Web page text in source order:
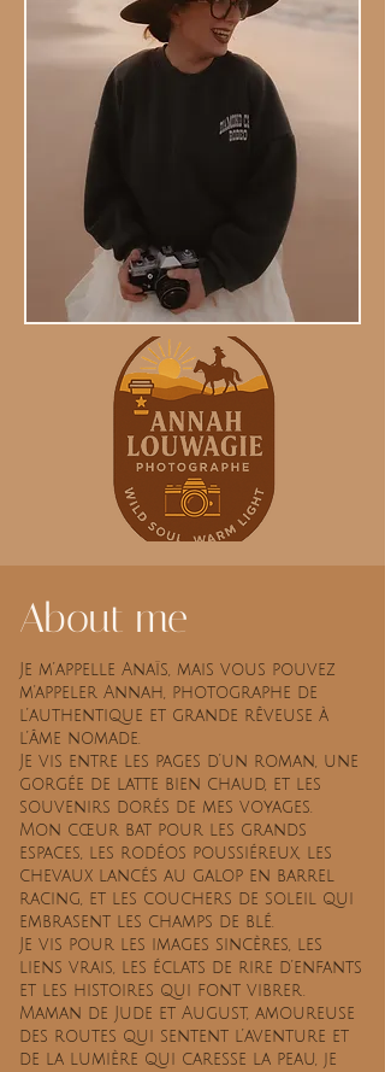
About me
Je m’appelle Anaïs, mais vous pouvez
m'appeler Annah, photographe de
l’authentique et grande rêveuse à
l’âme nomade.
Je vis entre les pages d’un roman, une
gorgée de latte bien chaud, et les
souvenirs dorés de mes voyages.
Mon cœur bat pour les grands
espaces, les rodéos poussiéreux, les
chevaux lancés au galop en barrel
racing, et les couchers de soleil qui
embrasent les champs de blé.
Je vis pour les images sincères, les
liens vrais, les éclats de rire d’enfants
et les histoires qui font vibrer.
Maman de Jude et August, amoureuse
des routes qui sentent l’aventure et
de la lumière qui caresse la peau, je